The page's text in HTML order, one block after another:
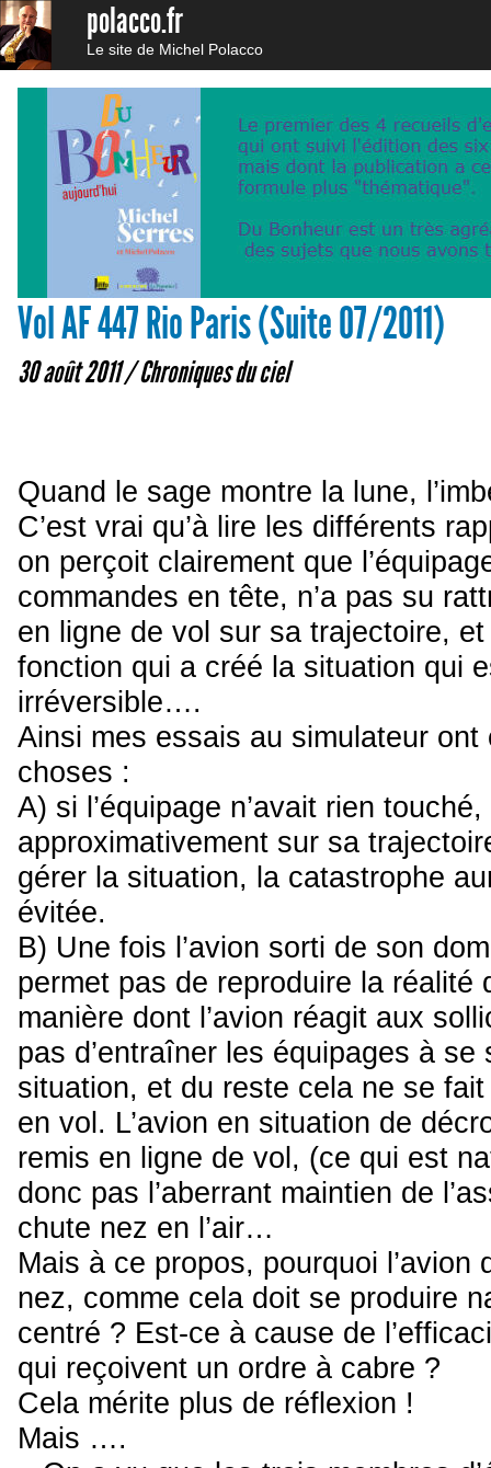
polacco.fr
Le site de Michel Polacco
Vol AF 447 Rio Paris (Suite 07/2011)
30 août 2011 /Chroniques du ciel
Quand le sage montre la lune,
C’est vrai qu’à lire les différents
on perçoit clairement que
commandes en tête, n’a pas su
en ligne de vol sur sa trajectoire,
fonction qui a créé la situation qui
irréversible….
Ainsi mes essais au simulateur
choses :
A) si l’équipage n’avait rien
approximativement sur sa
gérer la situation, la catastrophe
évitée.
B) Une fois l’avion sorti de son
permet pas de reproduire la réalité
manière dont l’avion réagit aux
pas d’entraîner les équipages à se
situation, et du reste cela ne se
en vol. L’avion en situation de
remis en ligne de vol, (ce qui est
donc pas l’aberrant maintien de
chute nez en l’air…
Mais à ce propos, pourquoi
nez, comme cela doit se produire
centré ? Est-ce à cause de
qui reçoivent un ordre à cabre ?
Cela mérite plus de réflexion !
Mais ….